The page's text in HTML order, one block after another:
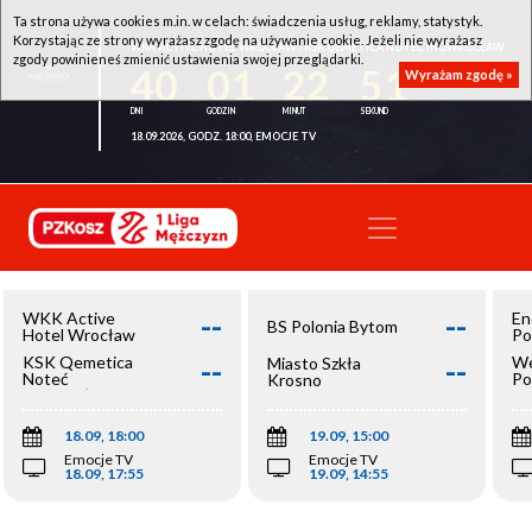
WKK ACTIVE HOTEL WROCŁAW - KSK QEMETICA NOTEĆ INOWROCŁAW
51
18.09.2026, GODZ. 18:00, EMOCJE TV
WKK Active
Hotel Wrocław
--
KSK Qemetica
Noteć
Inowrocław
--
18.09, 18:00
Emocje TV
18.09, 17:55
BS Polonia Bytom --
Miasto Szkła
Krosno
--
19.09, 15:00
Emocje TV
19.09, 14:55
Ta strona używa cookies m.in. w celach: świadczenia usług, reklamy, statystyk.
Korzystając ze strony wyrażasz zgodę na używanie cookie. Jeżeli nie wyrażasz
zgody powinieneś zmienić ustawienia swojej przeglądarki.
Wyrażam zgodę »